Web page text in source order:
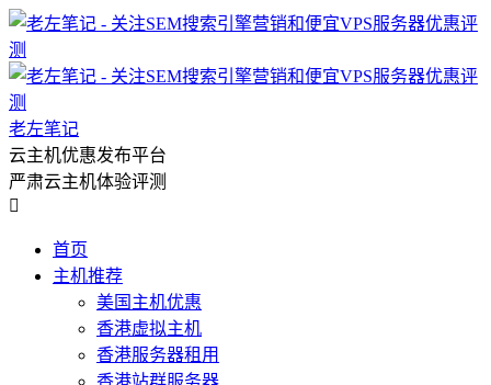
老左笔记
云主机优惠发布平台
严肃云主机体验评测

首页
主机推荐
美国主机优惠
香港虚拟主机
香港服务器租用
香港站群服务器